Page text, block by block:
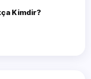
Kimdir?